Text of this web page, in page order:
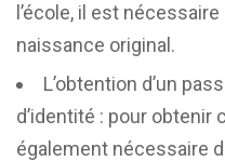
l’école, il est
naissance original.
L’obtention d’un
d’identité : pour
également nécessaire